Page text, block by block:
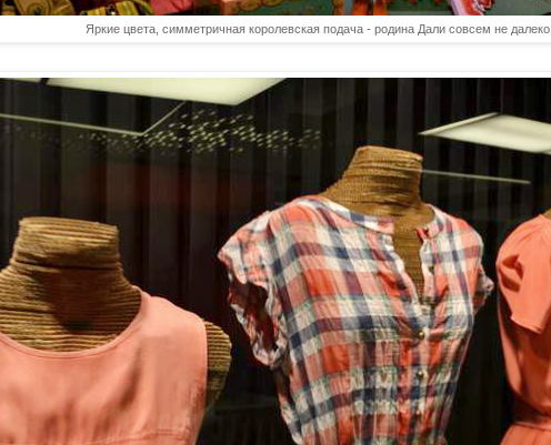
Яркие цвета, симметричная королевская подача - родина Дали совсем не далеко